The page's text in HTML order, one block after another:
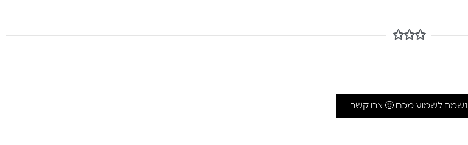
✩✩✩
נשמח לשמוע מכם 🙂 צרו קשר